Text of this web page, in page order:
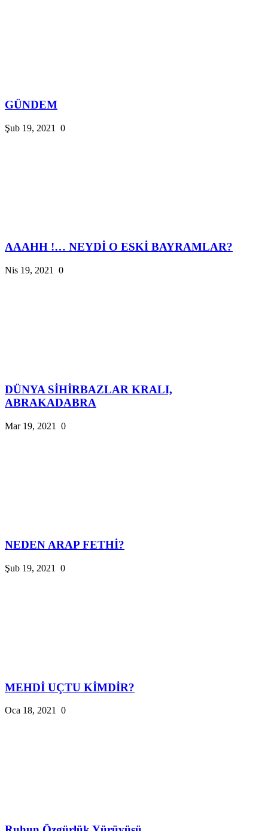
GÜNDEM
Şub 19, 2021 0
AAAHH !… NEYDİ O ESKİ BAYRAMLAR?
Nis 19, 2021 0
DÜNYA SİHİRBAZLAR KRALI,
ABRAKADABRA
Mar 19, 2021 0
NEDEN ARAP FETHİ?
Şub 19, 2021 0
MEHDİ UÇTU KİMDİR?
Oca 18, 2021 0